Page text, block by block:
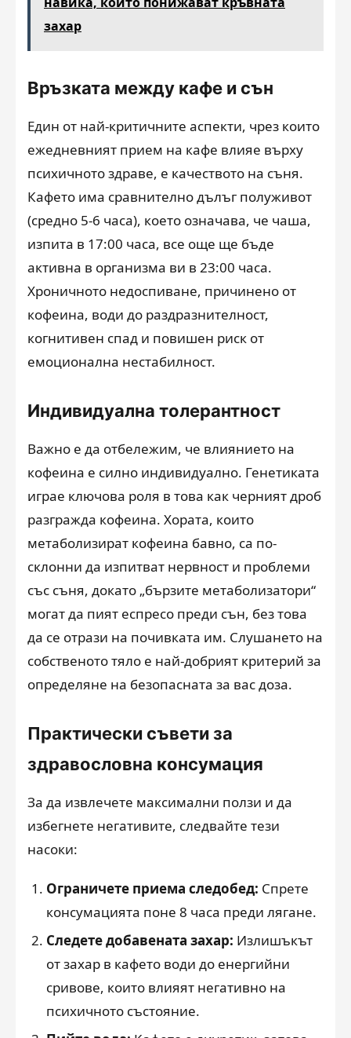
захар
Връзката между кафе и сън
Един от най-критичните аспекти, чрез които
ежедневният прием на кафе влияе върху
психичното здраве, е качеството на съня.
Кафето има сравнително дълъг полуживот
(средно 5-6 часа), което означава, че чаша,
изпита в 17:00 часа, все още ще бъде
активна в организма ви в 23:00 часа.
Хроничното недоспиване, причинено от
кофеина, води до раздразнителност,
когнитивен спад и повишен риск от
емоционална нестабилност.
Индивидуална толерантност
Важно е да отбележим, че влиянието на
кофеина е силно индивидуално. Генетиката
играе ключова роля в това как черният дроб
разгражда кофеина. Хората, които
метаболизират кофеина бавно, са по-
склонни да изпитват нервност и проблеми
със съня, докато „бързите метаболизатори“
могат да пият еспресо преди сън, без това
да се отрази на почивката им. Слушането на
собственото тяло е най-добрият критерий за
определяне на безопасната за вас доза.
Практически съвети за
здравословна консумация
За да извлечете максимални ползи и да
избегнете негативите, следвайте тези
насоки:
Ограничете приема следобед: Спрете
консумацията поне 8 часа преди лягане.
Следете добавената захар: Излишъкът
от захар в кафето води до енергийни
сривове, които влияят негативно на
психичното състояние.